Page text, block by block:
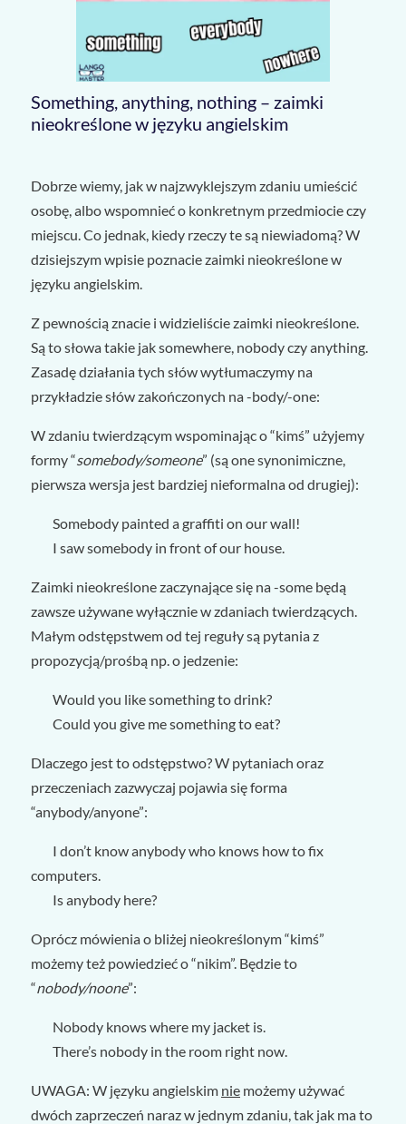
Something, anything, nothing – zaimki
nieokreślone w języku angielskim
Dobrze wiemy, jak w najzwyklejszym zdaniu umieścić
osobę, albo wspomnieć o konkretnym przedmiocie czy
miejscu. Co jednak, kiedy rzeczy te są niewiadomą? W
dzisiejszym wpisie poznacie zaimki nieokreślone w
języku angielskim.
Z pewnością znacie i widzieliście zaimki nieokreślone.
Są to słowa takie jak somewhere, nobody czy anything.
Zasadę działania tych słów wytłumaczymy na
przykładzie słów zakończonych na -body/-one:
W zdaniu twierdzącym wspominając o “kimś” użyjemy
formy “somebody/someone” (są one synonimiczne,
pierwsza wersja jest bardziej nieformalna od drugiej):
Somebody painted a graffiti on our wall!
I saw somebody in front of our house.
Zaimki nieokreślone zaczynające się na -some będą
zawsze używane wyłącznie w zdaniach twierdzących.
Małym odstępstwem od tej reguły są pytania z
propozycją/prośbą np. o jedzenie:
Would you like something to drink?
Could you give me something to eat?
Dlaczego jest to odstępstwo? W pytaniach oraz
przeczeniach zazwyczaj pojawia się forma
“anybody/anyone”:
I don’t know anybody who knows how to fix
computers.
Is anybody here?
Oprócz mówienia o bliżej nieokreślonym “kimś”
możemy też powiedzieć o “nikim”. Będzie to
“nobody/noone”:
Nobody knows where my jacket is.
There’s nobody in the room right now.
UWAGA: W języku angielskim nie możemy używać
dwóch zaprzeczeń naraz w jednym zdaniu, tak jak ma to